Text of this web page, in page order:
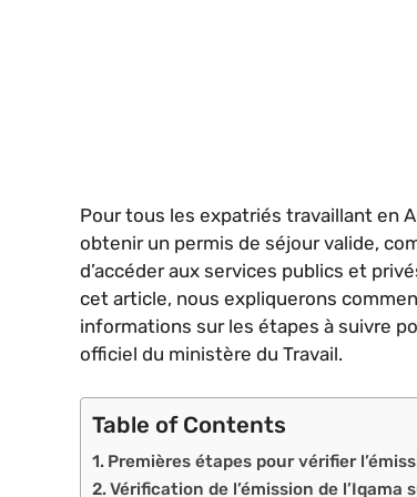
Pour tous les expatriés travaillant en
obtenir un permis de séjour valide,
d’accéder aux services publics et
cet article, nous expliquerons
informations sur les étapes à suivre
officiel du ministère du Travail.
Table of Contents
Premières étapes pour vérifier
Vérification de l’émission de